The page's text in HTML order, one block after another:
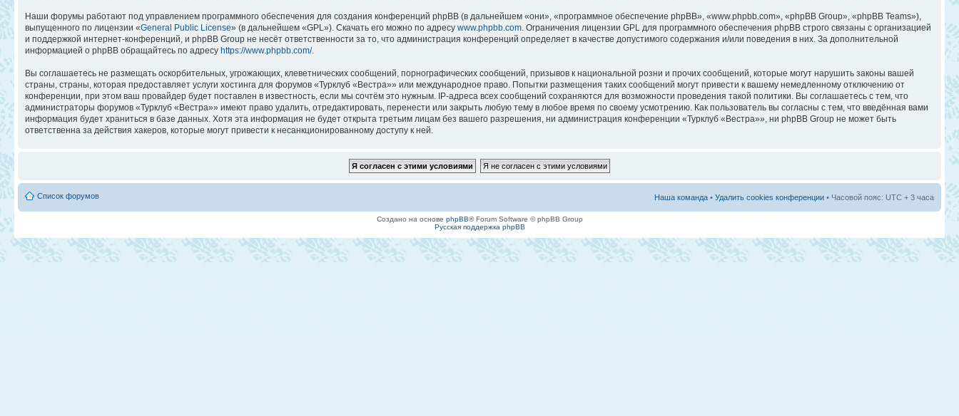
Наши форумы работают под управлением программного обеспечения для создания конференций phpBB (в дальнейшем «они», «программное обеспечение phpBB», «www.phpbb.com», «phpBB Group», «phpBB Teams»),
выпущенного по лицензии «General Public License» (в дальнейшем «GPL»). Скачать его можно по адресу www.phpbb.com. Ограничения лицензии GPL для программного обеспечения phpBB строго связаны с организацией
и поддержкой интернет-конференций, и phpBB Group не несёт ответственности за то, что администрация конференций определяет в качестве допустимого содержания и/или поведения в них. За дополнительной
информацией о phpBB обращайтесь по адресу https://www.phpbb.com/.
Вы соглашаетесь не размещать оскорбительных, угрожающих, клеветнических сообщений, порнографических сообщений, призывов к национальной розни и прочих сообщений, которые могут нарушить законы вашей
страны, страны, которая предоставляет услуги хостинга для форумов «Турклуб «Вестра»» или международное право. Попытки размещения таких сообщений могут привести к вашему немедленному отключению от
конференции, при этом ваш провайдер будет поставлен в известность, если мы сочтём это нужным. IP-адреса всех сообщений сохраняются для возможности проведения такой политики. Вы соглашаетесь с тем, что
администраторы форумов «Турклуб «Вестра»» имеют право удалить, отредактировать, перенести или закрыть любую тему в любое время по своему усмотрению. Как пользователь вы согласны с тем, что введённая вами
информация будет храниться в базе данных. Хотя эта информация не будет открыта третьим лицам без вашего разрешения, ни администрация конференции «Турклуб «Вестра»», ни phpBB Group не может быть
ответственна за действия хакеров, которые могут привести к несанкционированному доступу к ней.
Список форумов Наша команда • Удалить cookies конференции • Часовой пояс: UTC + 3 часа
Создано на основе phpBB® Forum Software © phpBB Group
Русская поддержка phpBB